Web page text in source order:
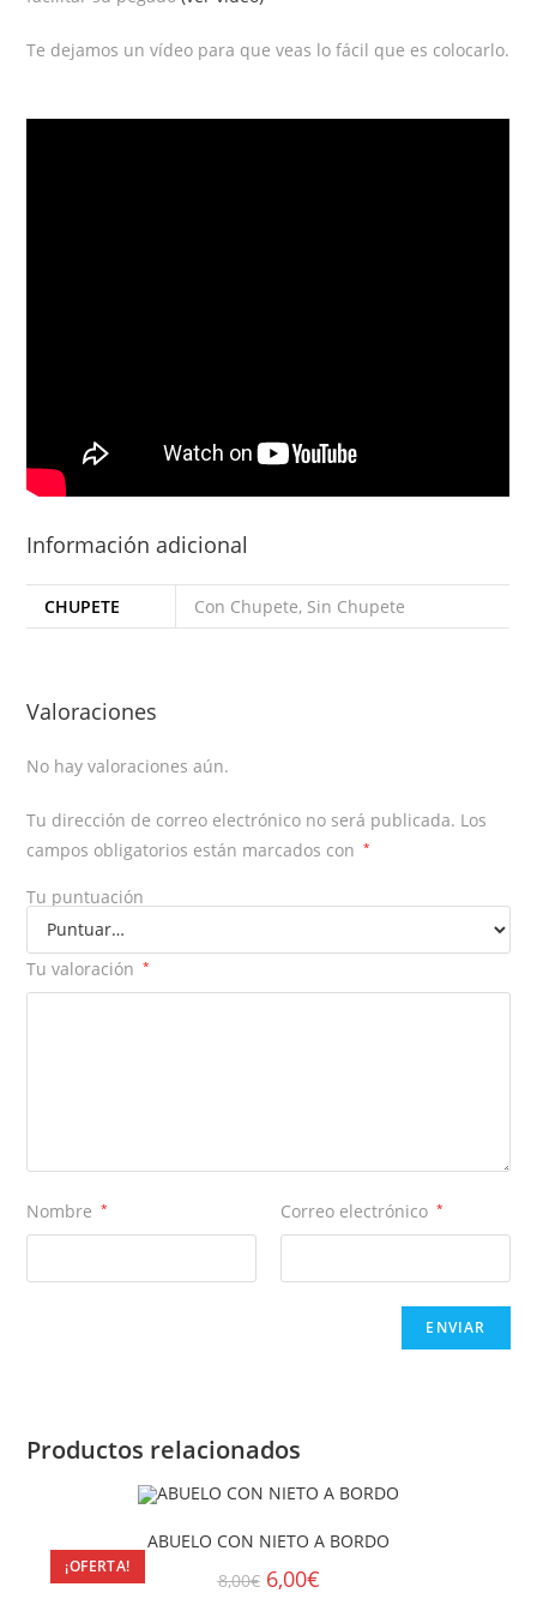
Te dejamos un vídeo para que veas lo fácil que es colocarlo.
Información adicional
CHUPETE Con Chupete, Sin Chupete
Valoraciones
No hay valoraciones aún.
Tu dirección de correo electrónico no será publicada. Los
campos obligatorios están marcados con
*
Tu puntuación
Tu valoración *
Nombre * Correo electrónico *
Productos relacionados
¡OFERTA!
ABUELO CON NIETO A BORDO
8,00€ 6,00€